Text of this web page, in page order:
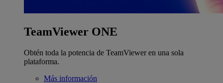
TeamViewer ONE
Obtén toda la potencia de TeamViewer en una sola
plataforma.
Más información